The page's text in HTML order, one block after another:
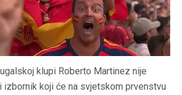
klupi Roberto Martinez nije
koji će na svjetskom prvenstvu